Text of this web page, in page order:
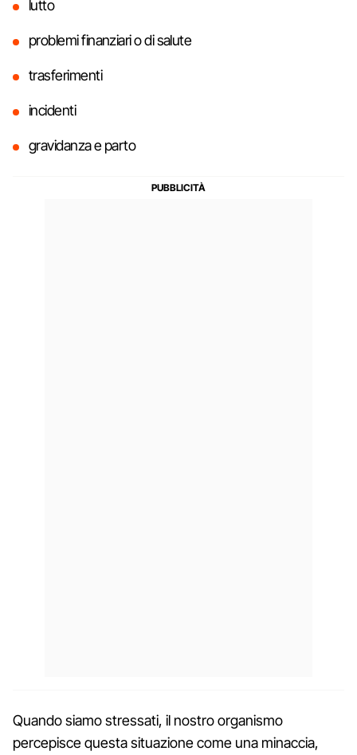
lutto
problemi finanziari o di salute
trasferimenti
incidenti
gravidanza e parto
Quando siamo stressati, il nostro organismo
percepisce questa situazione come una minaccia,